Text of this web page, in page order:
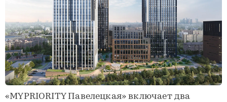
«MYPRIORITY Павелецкая» включает два